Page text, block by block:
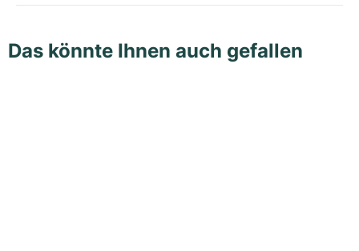
Das könnte Ihnen auch gefallen